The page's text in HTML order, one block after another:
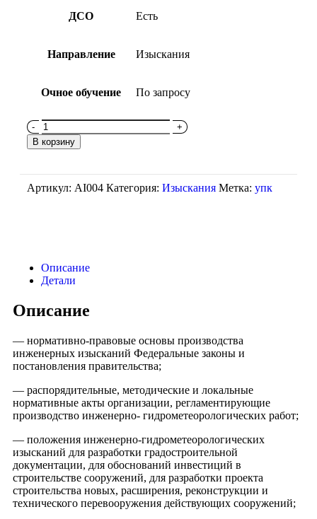
ДСО Есть
Направление Изыскания
Очное обучение По запросу
В корзину
Артикул: AI004 Категория: Изыскания Метка: упк
Описание
Детали
Описание
— нормативно-правовые основы производства
инженерных изысканий Федеральные законы и
постановления правительства;
— распорядительные, методические и локальные
нормативные акты организации, регламентирующие
производство инженерно- гидрометеорологических работ;
— положения инженерно-гидрометеорологических
изысканий для разработки градостроительной
документации, для обоснований инвестиций в
строительстве сооружений, для разработки проекта
строительства новых, расширения, реконструкции и
технического перевооружения действующих сооружений;